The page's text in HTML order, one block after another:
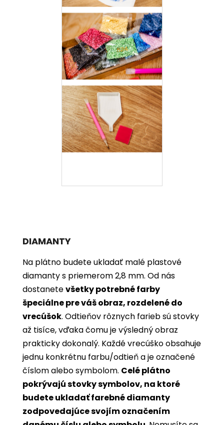
DIAMANTY
Na plátno budete ukladať malé plastové
diamanty s priemerom 2,8 mm. Od nás
dostanetevšetky potrebné farby
špeciálne pre váš obraz, rozdelené do
vrecúšok. Odtieňov rôznych farieb sú stovky
až tisíce, vďaka čomu je výsledný obraz
prakticky dokonalý. Každé vrecúško obsahuje
jednu konkrétnu farbu/odtieň a je označené
číslom alebo symbolom. Celé plátno
pokrývajú stovky symbolov, na ktoré
budete ukladať farebné diamanty
zodpovedajúce svojím označením